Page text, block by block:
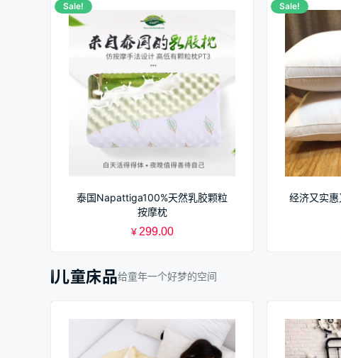
Sale!
泰国Napattiga100%天然乳胶颗粒
按摩枕
¥ 299.00
Sale!
经济又实
儿童床品给童年一个好梦的空间